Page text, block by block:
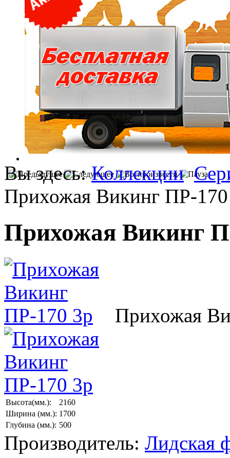
Вы здесь:Коллекции
Прихожая Викинг ПР-170
Прихожая Викинг
Прихожая
Высота(мм.):
2160
Ширина (мм.): 1700
Глубина (мм.): 500
Производитель: Лидская